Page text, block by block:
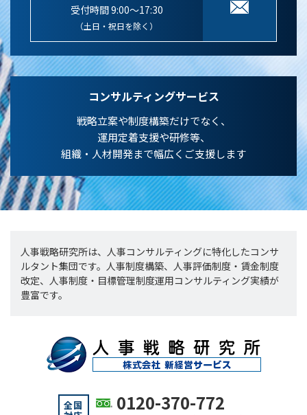
受付時間 9:00～17:30
（土日・祝日を除く）
コンサルティングサービス
戦略立案や制度構築だけでなく、
運用定着支援や研修等、
組織・人材開発まで幅広くご支援します
人事戦略研究所は、人事コンサルティングに特化したコンサ
ルタント集団です。人事制度構築、人事評価制度・賃金制度
改定、人事制度・目標管理制度運用コンサルティング実績が
豊富です。
全国 0120-370-772